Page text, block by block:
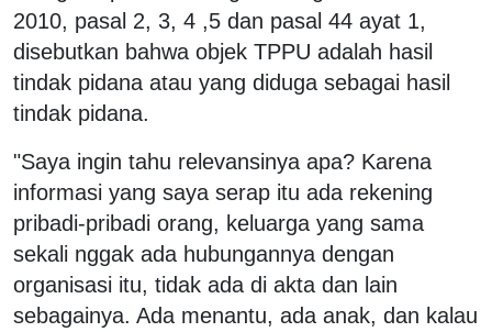
2010, pasal 2, 3, 4 ,5 dan pasal 44 ayat 1,
disebutkan bahwa objek TPPU adalah hasil
tindak pidana atau yang diduga sebagai hasil
tindak pidana.
"Saya ingin tahu relevansinya apa? Karena
informasi yang saya serap itu ada rekening
pribadi-pribadi orang, keluarga yang sama
sekali nggak ada hubungannya dengan
organisasi itu, tidak ada di akta dan lain
sebagainya. Ada menantu, ada anak, dan kalau